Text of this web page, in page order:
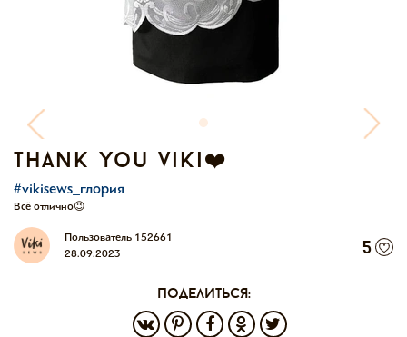
thank you viki❤️
#vikisews_глория
Всё отлично😉
Пользователь 152661
28.09.2023
5
поделиться: